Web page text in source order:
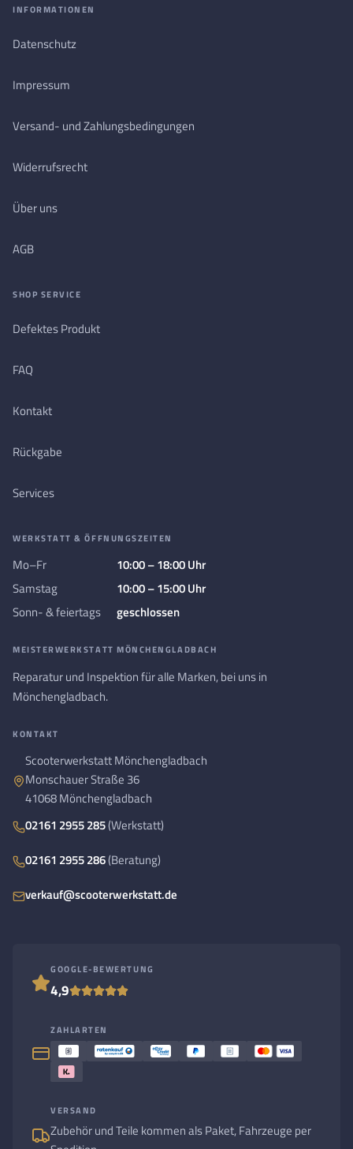
INFORMATIONEN
Datenschutz
Impressum
Versand- und Zahlungsbedingungen
Widerrufsrecht
Über uns
AGB
SHOP SERVICE
Defektes Produkt
FAQ
Kontakt
Rückgabe
Services
WERKSTATT & ÖFFNUNGSZEITEN
Mo–Fr
10:00 – 18:00 Uhr
Samstag
10:00 – 15:00 Uhr
Sonn- & feiertags
geschlossen
MEISTERWERKSTATT MÖNCHENGLADBACH
Reparatur und Inspektion für alle Marken, bei uns in
Mönchengladbach.
KONTAKT
Scooterwerkstatt Mönchengladbach
Monschauer Straße 36
41068 Mönchengladbach
02161 2955 285(Werkstatt)
02161 2955 286(Beratung)
verkauf@scooterwerkstatt.de
GOOGLE-BEWERTUNG
4,9
ZAHLARTEN
VERSAND
Zubehör und Teile kommen als Paket, Fahrzeuge per